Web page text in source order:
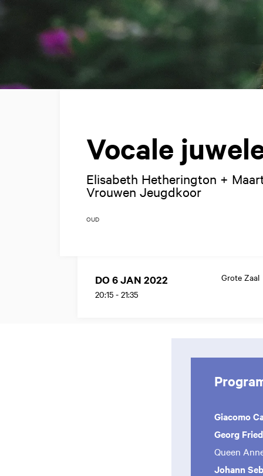
Vocale
Elisabeth Hetherington +
Vrouwen Jeugdkoor
OUD
DO 6 JAN 2022
20:15 - 21:35
Grote Zaal
Giacomo
Georg
Queen
Johann